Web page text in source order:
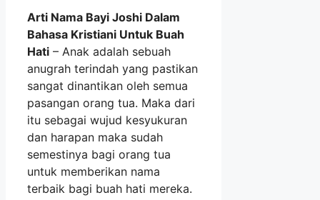
Arti Nama Bayi Joshi Dalam
Bahasa Kristiani Untuk Buah
Hati – Anak adalah sebuah
anugrah terindah yang pastikan
sangat dinantikan oleh semua
pasangan orang tua. Maka dari
itu sebagai wujud kesyukuran
dan harapan maka sudah
semestinya bagi orang tua
untuk memberikan nama
terbaik bagi buah hati mereka.